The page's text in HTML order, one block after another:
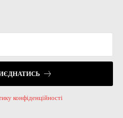
конфіденційності